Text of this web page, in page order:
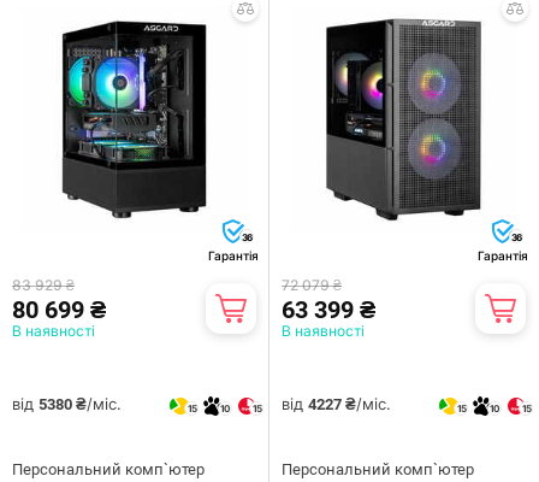
36
Гарантія
83 929 ₴
80 699 ₴
В наявності
від 5380 ₴/міс. 15 10 15
Персональний комп`ютер
36
Гарантія
72 079 ₴
63 399 ₴
В наявності
від 4227 ₴/міс. 15 10 15
Персональний комп`ютер